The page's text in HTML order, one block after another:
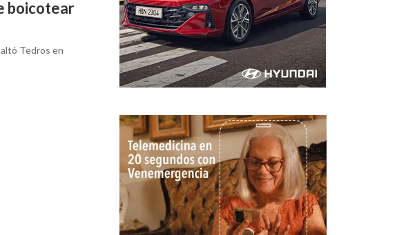
boicotear
Tedros en